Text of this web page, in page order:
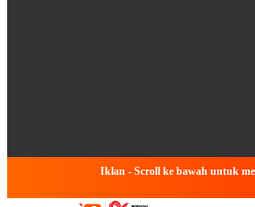
Iklan - Scroll ke bawah untuk